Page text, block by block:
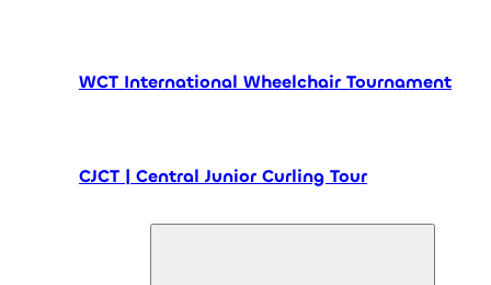
WCT International Wheelchair Tournament
CJCT | Central Junior Curling Tour